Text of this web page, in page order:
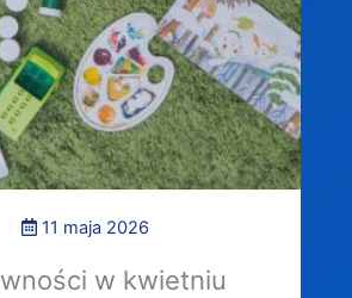
11 maja 2026
w kwietniu